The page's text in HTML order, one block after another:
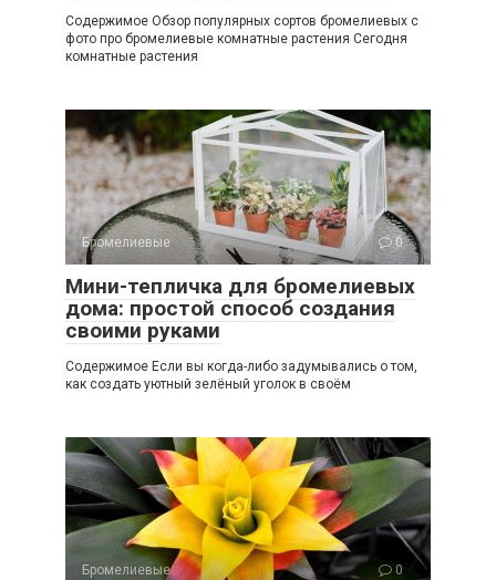
Содержимое Обзор популярных сортов бромелиевых с
фото про бромелиевые комнатные растения Сегодня
комнатные растения
Бромелиевые 0
Мини-тепличка для бромелиевых
дома: простой способ создания
своими руками
Содержимое Если вы когда-либо задумывались о том,
как создать уютный зелёный уголок в своём
Бромелиевые 0